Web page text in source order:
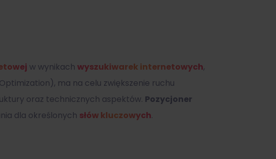
w wynikach wyszukiwarek internetowych,
ma na celu zwiększenie ruchu
oraz technicznych aspektów. Pozycjoner
dla określonych słów kluczowych.